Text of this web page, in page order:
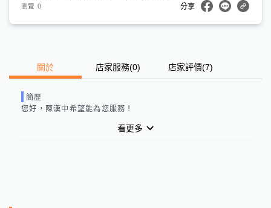
瀏覽 0 分享
關於 店家服務(0) 店家評價(7)
簡歷
您好，陳漢中希望能為您服務！
看更多